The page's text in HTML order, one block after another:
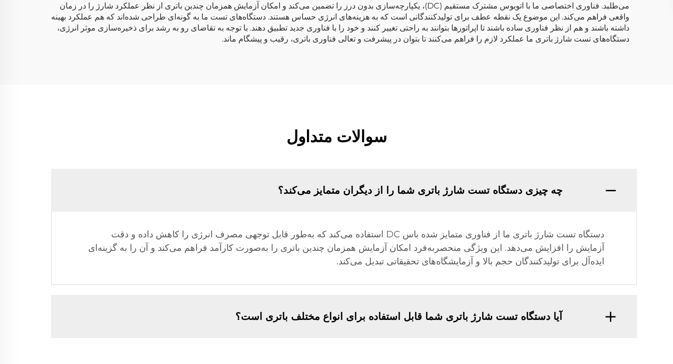
می‌طلبد. فناوری اختصاصی ما با اتوبوس مشترک مستقیم (DC)، یکپارچه‌سازی بدون درز را تضمین می‌کند و امکان آزمایش همزمان چندین باتری از نظر عملکرد شارژ را در زمان
واقعی فراهم می‌کند. این موضوع یک نقطه عطف برای تولیدکنندگانی است که به هزینه‌های انرژی حساس هستند. دستگاه‌های تست ما به گونه‌ای طراحی شده‌اند که هم عملکرد بهینه
داشته باشند و هم از نظر فناوری ساده باشند تا اپراتورها بتوانند به راحتی تغییر کنند و خود را با فناوری جدید تطبیق دهند. با توجه به تقاضای رو به رشد برای ذخیره‌سازی موثر انرژی،
دستگاه‌های تست شارژ باتری ما عملکرد لازم را فراهم می‌کنند تا بتوان در پیشرفت و تعالی فناوری باتری، رقیب و پیشگام ماند.
سوالات متداول
چه چیزی دستگاه تست شارژ باتری شما را از دیگران متمایز می‌کند؟
دستگاه تست شارژ باتری ما از فناوری متمایز شده باس DC استفاده می‌کند که به‌طور قابل توجهی مصرف انرژی را کاهش داده و دقت
آزمایش را افزایش می‌دهد. این ویژگی منحصربه‌فرد امکان آزمایش همزمان چندین باتری را به‌صورت کارآمد فراهم می‌کند و آن را به گزینه‌ای
ایده‌آل برای تولیدکنندگان حجم بالا و آزمایشگاه‌های تحقیقاتی تبدیل می‌کند.
آیا دستگاه تست شارژ باتری شما قابل استفاده برای انواع مختلف باتری است؟